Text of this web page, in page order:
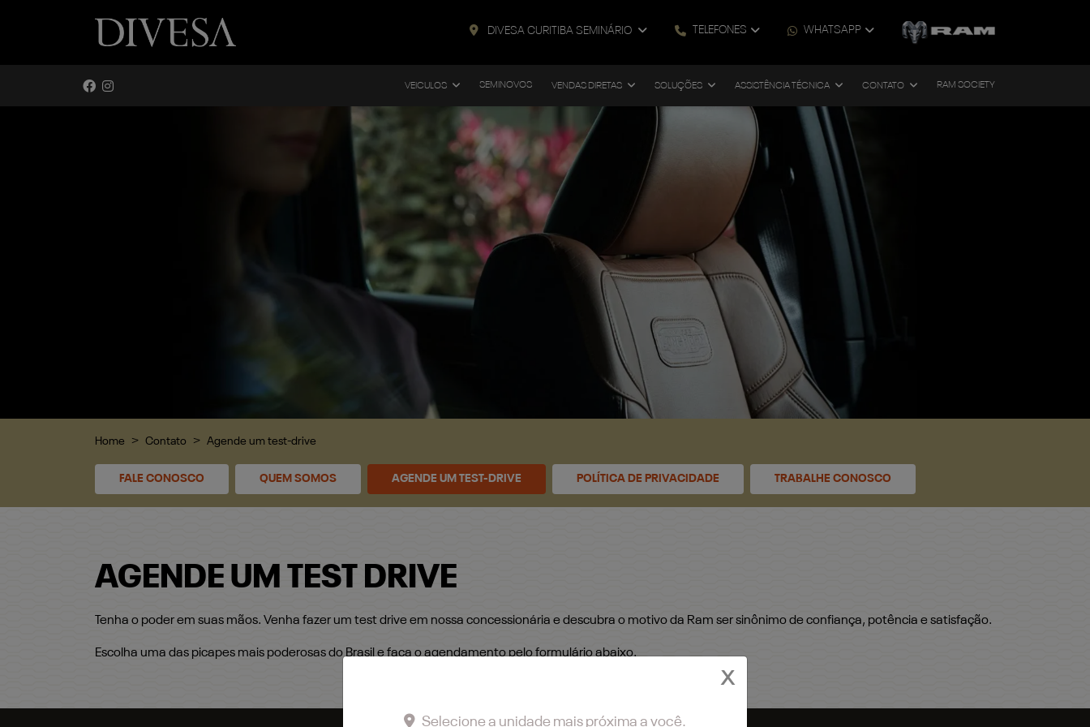
DIVESA CURITIBA SEMINÁRIO TELEFONES WHATSAPP
VEICULOS SEMINOVOS VENDAS DIRETAS SOLUÇÕES ASSISTÊNCIA TÉCNICA CONTATO RAM SOCIETY
Home Contato Agende um test-drive
FALE CONOSCO QUEM SOMOS AGENDE UM TEST-DRIVE POLÍTICA DE PRIVACIDADE TRABALHE CONOSCO
AGENDE UM TEST DRIVE
Tenha o poder em suas mãos. Venha fazer um test drive em nossa concessionária e descubra o motivo da Ram ser sinônimo de confiança, potência e satisfação.
Escolha uma das picapes mais poderosas do Brasil e faça o agendamento pelo formulário abaixo.
X
Selecione a unidade mais próxima a você.